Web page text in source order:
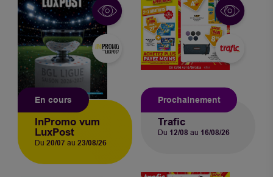
InPromo vum
LuxPost
Du 20/07 au 23/08/26
En cours
Trafic
Du 12/08 au 16/08/26
Prochainement